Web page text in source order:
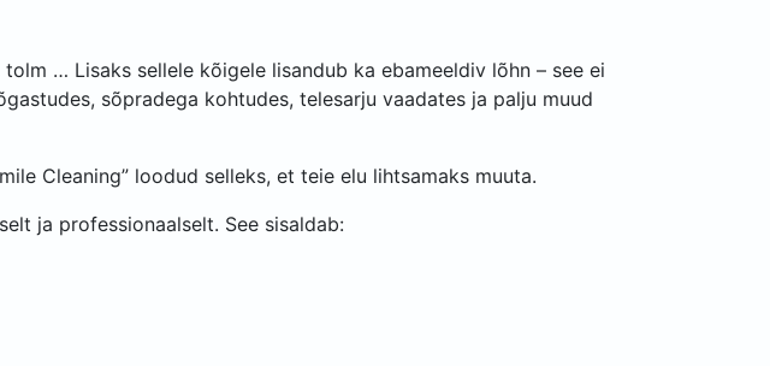
… Lisaks sellele kõigele lisandub ka ebameeldiv lõhn – see ei
sõpradega kohtudes, telesarju vaadates ja palju muud
Cleaning” loodud selleks, et teie elu lihtsamaks muuta.
ja professionaalselt. See sisaldab: